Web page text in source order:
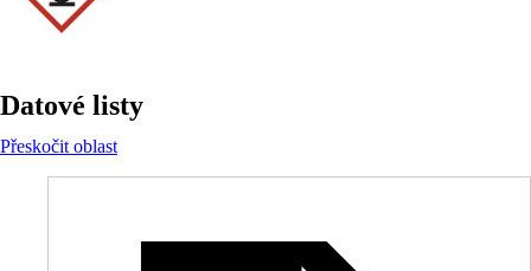
Datové listy
Přeskočit oblast